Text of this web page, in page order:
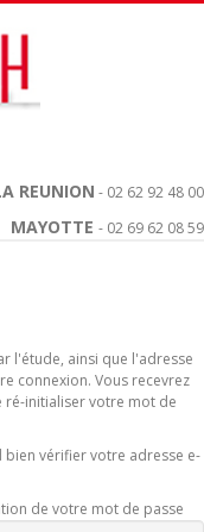
REUNION - 02 62 92 48 00
MAYOTTE - 02 69 62 08 59
l'étude, ainsi que l'adresse
connexion. Vous recevrez
ré-initialiser votre mot de
bien vérifier votre adresse e-
de votre mot de passe